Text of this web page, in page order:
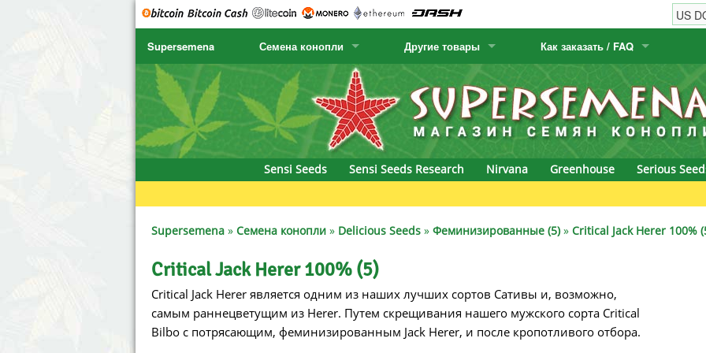
Supersemena Семена конопли
SENSI SEEDS
SENSI SEEDS RESEARCH
NIRVANA
SERIOUS SEEDS
SPLIFF SEEDS
Ace Seeds
Anaconda Seeds
CBD Crew
Chronic & Caviar
Delicious Seeds
Dr. Underground Seeds
Dutch Passion
Empire Seeds
Exotic Seeds
Humboldt Seed Company
Humboldt Seeds
Hyp3rids
krauTHCollective
La Semilla Automatica
Positronics
Prana Medical
Pyramid Seeds
Ripper Seeds
Seedsman
Другие товары
Семена кактусов
Канарские растения
Как заказать / FAQ
Как заказать
Виды / цены доставки
Sensi Seeds
Sensi Seeds Research Nirvana Greenhouse Serious
Supersemena » Семена конопли » Delicious Seeds » Феминизированные (5)» Critical Jack Herer 100%
Critical Jack Herer 100% (5)
Critical Jack Herer является одним из наших лучших сортов Сативы и, возможно,
самым раннецветущим из Herer. Путем скрещивания нашего мужского сорта Critical
Bilbo с потрясающим, феминизированным Jack Herer, и после кропотливого отбора.